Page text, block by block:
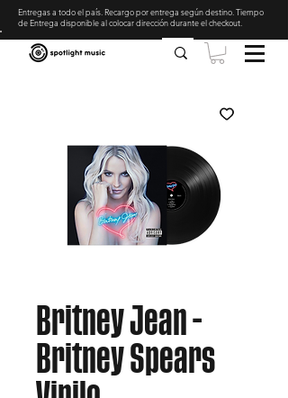
Entregas a todo el país. Recargo por entrega según destino. Tiempo
de Entrega disponible al colocar dirección durante el checkout
Britney Jean -
Britney Spears